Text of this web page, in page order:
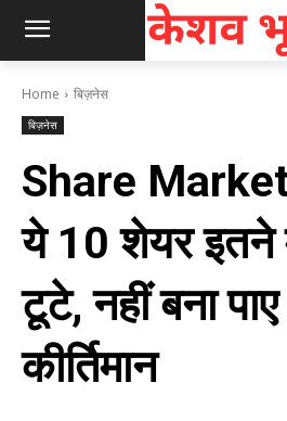
Home बिज़नेस
बिज़नेस
Share
ये 10 शेयर इतने
टूटे, नहीं बना
कीर्तिमान